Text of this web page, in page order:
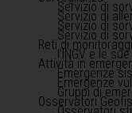
Servizio di
Servizio di
Servizio di
Servizio di
Reti di
l'INGV e le
Attività in
Emergenze
Emergenze
Gruppi di
Osservatori